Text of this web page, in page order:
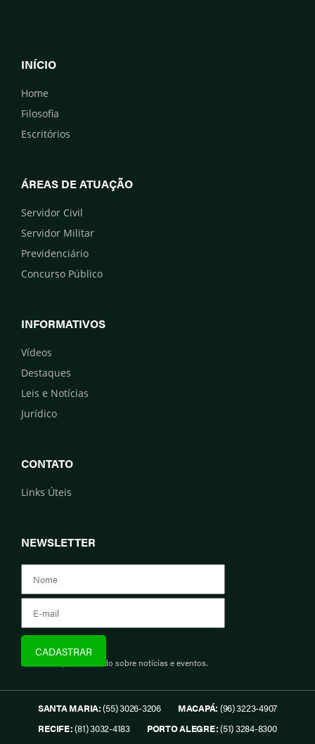
INÍCIO
Home
Filosofia
Escritórios
ÁREAS DE ATUAÇÃO
Servidor Civil
Servidor Militar
Previdenciário
Concurso Público
INFORMATIVOS
Vídeos
Destaques
Leis e Notícias
Jurídico
CONTATO
Links Úteis
NEWSLETTER
Assine e fique informado sobre notícias e eventos.
SANTA MARIA:(55) 3026-3206 MACAPÁ: (96) 3223-4907
RECIFE:(81) 3032-4183 PORTO ALEGRE:(51) 3284-8300